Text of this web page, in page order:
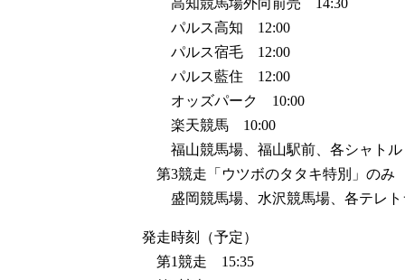
高知競馬場外向前売 14:30
パルス高知 12:00
パルス宿毛 12:00
パルス藍住 12:00
オッズパーク 10:00
楽天競馬 10:00
福山競馬場、福山駅前、各シャトル
第3競走「ウツボのタタキ特別」のみ
盛岡競馬場、水沢競馬場、各テレト
発走時刻（予定）
第1競走 15:35